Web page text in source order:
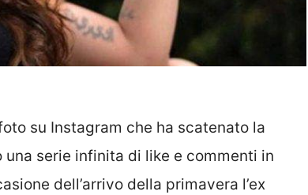
su Instagram che ha scatenato la
serie infinita di like e commenti in
dell’arrivo della primavera l’ex